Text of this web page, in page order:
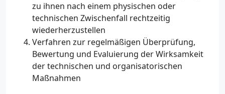
zu ihnen nach einem physischen oder
technischen Zwischenfall rechtzeitig
wiederherzustellen
Verfahren zur regelmäßigen Überprüfung,
Bewertung und Evaluierung der Wirksamkeit
der technischen und organisatorischen
Maßnahmen